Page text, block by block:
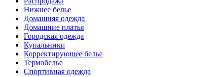
Нижнее белье
Домашняя одежда
Домашние платья
Городская одежда
Купальники
Корректирующее белье
Термобелье
Спортивная одежда